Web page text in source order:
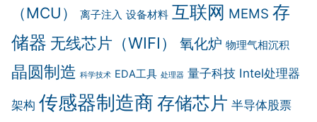
（MCU）
离子注入 设备材料 互联网 MEMS 存
储器 无线芯片（WIFI） 氧化炉 物理气相沉积
晶圆制造 科学技术 EDA工具 处理器 量子科技 Intel处理器
架构 传感器制造商 存储芯片 半导体股票